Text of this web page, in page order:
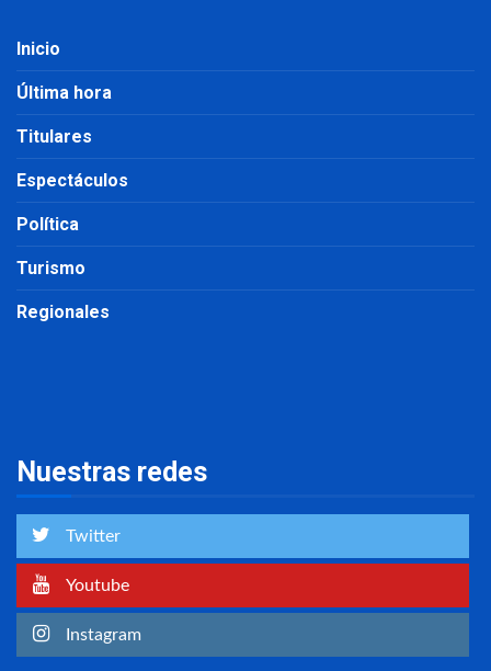
Inicio
Última hora
Titulares
Espectáculos
Política
Turismo
Regionales
Nuestras redes
Twitter
Youtube
Instagram